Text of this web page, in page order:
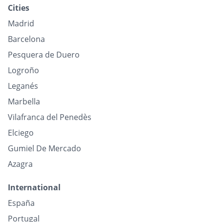
Cities
Madrid
Barcelona
Pesquera de Duero
Logroño
Leganés
Marbella
Vilafranca del Penedès
Elciego
Gumiel De Mercado
Azagra
International
España
Portugal